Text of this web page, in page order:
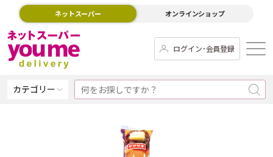
ネットスーパー オンラインショップ
ログイン･会員登録
カテゴリー